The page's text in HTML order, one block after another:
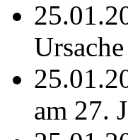
am 27.